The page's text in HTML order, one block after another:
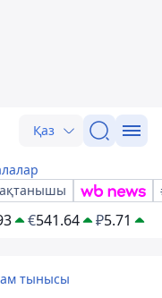
Қаз
€541.64 ₽5.71
тынысы